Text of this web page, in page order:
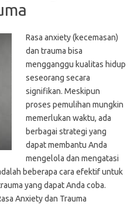
Rasa anxiety (kecemasan)
dan trauma bisa
mengganggu kualitas hidup
seseorang secara
signifikan. Meskipun
proses pemulihan mungkin
memerlukan waktu, ada
berbagai strategi yang
dapat membantu Anda
mengelola dan mengatasi
beberapa cara efektif untuk
yang dapat Anda coba.
Anxiety dan Trauma